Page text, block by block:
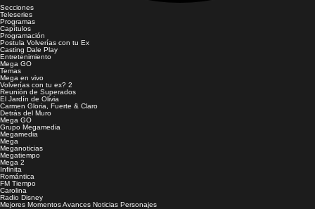
Secciones
Teleseries
Programas
Capítulos
Programación
Postula Volverías con tu Ex
Casting Dale Play
Entretenimiento
Mega GO
Temas
Mega en vivo
Volverías con tu ex? 2
Reunión de Superados
El Jardín de Olivia
Carmen Gloria, Fuerte & Claro
Detrás del Muro
Mega GO
Grupo Megamedia
Megamedia
Mega
Meganoticias
Megatiempo
Mega 2
Infinita
Romántica
FM Tiempo
Carolina
Radio Disney
Mejores MomentosAvances Noticias Personajes